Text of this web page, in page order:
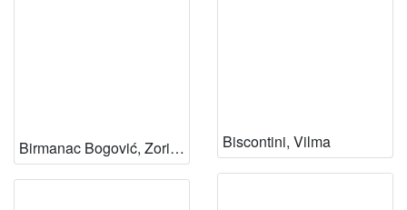
Birmanac Bogović, Zorica Biscontini, Vilma